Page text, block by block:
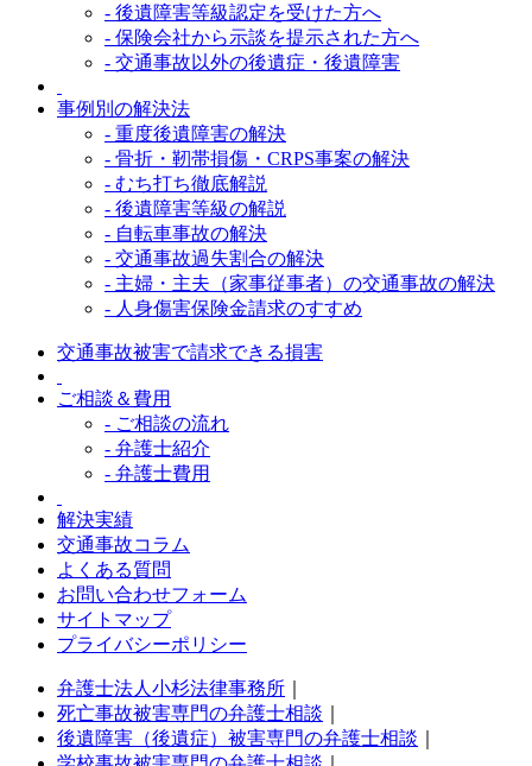
- 後遺障害等級認定を受けた方へ
- 保険会社から示談を提示された方へ
- 交通事故以外の後遺症・後遺障害
事例別の解決法
- 重度後遺障害の解決
- 骨折・靭帯損傷・CRPS事案の解決
- むち打ち徹底解説
- 後遺障害等級の解説
- 自転車事故の解決
- 交通事故過失割合の解決
- 主婦・主夫（家事従事者）の交通事故の解決
- 人身傷害保険金請求のすすめ
交通事故被害で請求できる損害
ご相談＆費用
- ご相談の流れ
- 弁護士紹介
- 弁護士費用
解決実績
交通事故コラム
よくある質問
お問い合わせフォーム
サイトマップ
プライバシーポリシー
弁護士法人小杉法律事務所
死亡事故被害専門の弁護士相談
後遺障害（後遺症）被害専門の弁護士相談